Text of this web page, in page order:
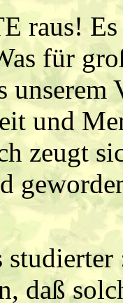
raus!
für
und
zeugt
daß